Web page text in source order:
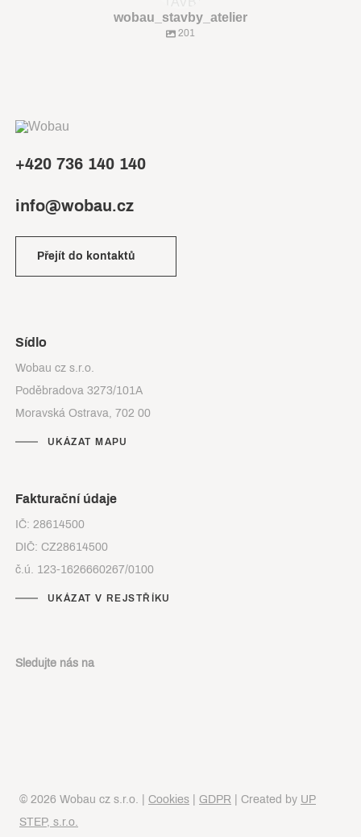
wobau_stavby_atelier
201
+420 736 140 140
info@wobau.cz
Přejít do kontaktů
Sídlo
Wobau cz s.r.o.
Poděbradova 3273/101A
Moravská Ostrava, 702 00
UKÁZAT MAPU
Fakturační údaje
IČ: 28614500
DIČ: CZ28614500
č.ú. 123-1626660267/0100
UKÁZAT V REJSTŘÍKU
Sledujte nás na
© 2026 Wobau cz s.r.o. | Cookies GDPR | Created by UP
STEP, s.r.o.